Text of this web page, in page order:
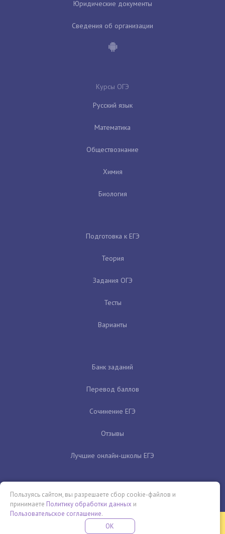
Юридические документы
Сведения об организации
Курсы ОГЭ
Русский язык
Математика
Обществознание
Химия
Биология
Подготовка к ЕГЭ
Теория
Задания ОГЭ
Тесты
Варианты
Банк заданий
Перевод баллов
Сочинение ЕГЭ
Отзывы
Лучшие онлайн-школы ЕГЭ
Бесплатная летняя школа
Пользуясь сайтом, вы разрешаете сбор cookie-файлов и
принимаете Политику обработки данных и
Пользовательское соглашение.
OK